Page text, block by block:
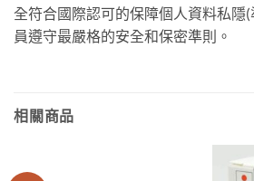
全符合國際認可的保障個人資料私隱
員遵守最嚴格的安全和保密準則。
相關商品